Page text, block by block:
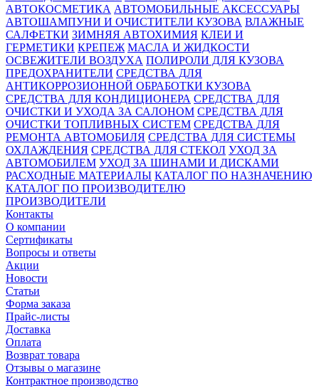
АВТОКОСМЕТИКА АВТОМОБИЛЬНЫЕ АКСЕССУАРЫ
АВТОШАМПУНИ И ОЧИСТИТЕЛИ КУЗОВА ВЛАЖНЫЕ
САЛФЕТКИ ЗИМНЯЯ АВТОХИМИЯ КЛЕИ И
ГЕРМЕТИКИ КРЕПЕЖ МАСЛА И ЖИДКОСТИ
ОСВЕЖИТЕЛИ ВОЗДУХА ПОЛИРОЛИ ДЛЯ КУЗОВА
ПРЕДОХРАНИТЕЛИ СРЕДСТВА ДЛЯ
АНТИКОРРОЗИОННОЙ ОБРАБОТКИ КУЗОВА
СРЕДСТВА ДЛЯ КОНДИЦИОНЕРА СРЕДСТВА ДЛЯ
ОЧИСТКИ И УХОДА ЗА САЛОНОМ СРЕДСТВА ДЛЯ
ОЧИСТКИ ТОПЛИВНЫХ СИСТЕМ СРЕДСТВА ДЛЯ
РЕМОНТА АВТОМОБИЛЯ СРЕДСТВА ДЛЯ СИСТЕМЫ
ОХЛАЖДЕНИЯ СРЕДСТВА ДЛЯ СТЕКОЛ УХОД ЗА
АВТОМОБИЛЕМ УХОД ЗА ШИНАМИ И ДИСКАМИ
РАСХОДНЫЕ МАТЕРИАЛЫ КАТАЛОГ ПО НАЗНАЧЕНИЮ
КАТАЛОГ ПО ПРОИЗВОДИТЕЛЮ
ПРОИЗВОДИТЕЛИ
Контакты
О компании
Сертификаты
Вопросы и ответы
Акции
Новости
Статьи
Форма заказа
Прайс-листы
Доставка
Оплата
Возврат товара
Отзывы о магазине
Контрактное производство